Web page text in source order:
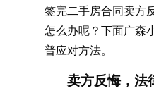
签完二手房合同卖方
怎么办呢？下面广森
普应对方法。
卖方反悔，法